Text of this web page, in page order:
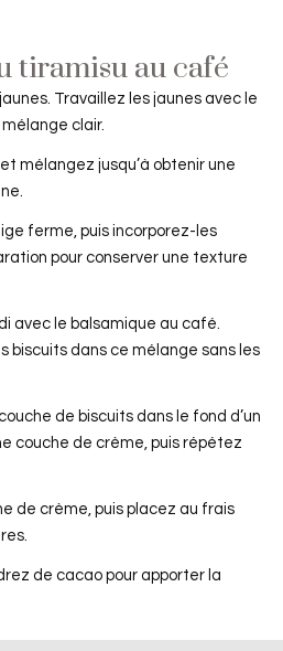
tiramisu au café
Travaillez les jaunes avec le
mélange clair.
mélangez jusqu’à obtenir une
ferme, puis incorporez-les
pour conserver une texture
avec le balsamique au café.
biscuits dans ce mélange sans les
de biscuits dans le fond d’un
couche de crème, puis répétez
de crème, puis placez au frais
de cacao pour apporter la